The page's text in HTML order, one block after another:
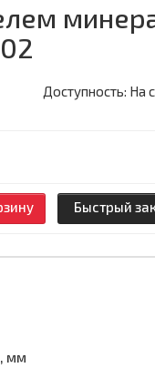
Доступность: На
Быстрый
мм